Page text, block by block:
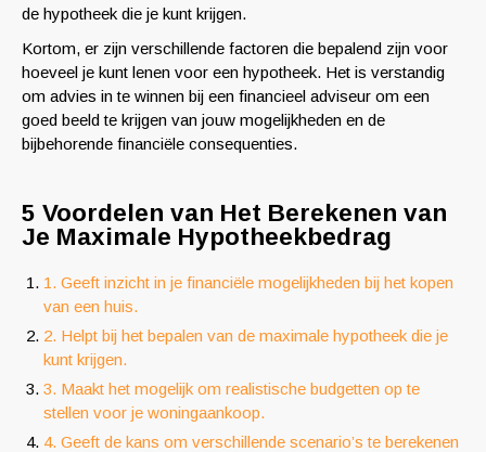
de hypotheek die je kunt krijgen.
Kortom, er zijn verschillende factoren die bepalend zijn voor
hoeveel je kunt lenen voor een hypotheek. Het is verstandig
om advies in te winnen bij een financieel adviseur om een
goed beeld te krijgen van jouw mogelijkheden en de
bijbehorende financiële consequenties.
5 Voordelen van Het Berekenen van
Je Maximale Hypotheekbedrag
1. Geeft inzicht in je financiële mogelijkheden bij het kopen
van een huis.
2. Helpt bij het bepalen van de maximale hypotheek die je
kunt krijgen.
3. Maakt het mogelijk om realistische budgetten op te
stellen voor je woningaankoop.
4. Geeft de kans om verschillende scenario’s te berekenen